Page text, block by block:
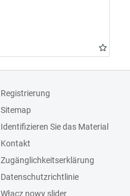
Registrierung
Sitemap
Identifizieren Sie das Material
Kontakt
Zugänglichkeitserklärung
Datenschutzrichtlinie
Włącz nowy slider